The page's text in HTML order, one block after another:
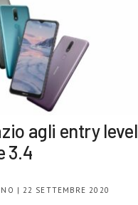
agli entry level
3.4
| 22 SETTEMBRE 2020